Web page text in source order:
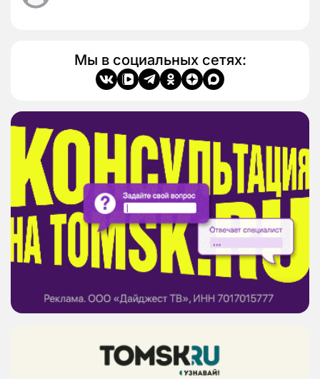
Мы в социальных сетях: